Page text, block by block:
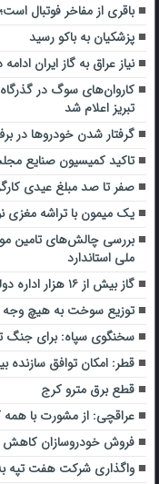
باقری از مفاخر فوتبال
پزشکیان به باکو رسید
نیاز عراق به گاز ایران ادامه
کاروان‌های سوگ در گذرگاه
تبریز اعلام شد
گرفتار شدن خودروها در
تاکید کمیسیون صنایع
صفر تا صد مبلغ عیدی
یک میمون با تراشه مغزی
بررسی چالش‌های تامین
ملی استاندارد
گاز بیش از ۱۶ هزار اداره دولتی قطع شد
توزیع سوخت به هیچ وجه
سخنگوی سپاه: برای جنگ تمام عیار ۶ ماهه
قطر: امکان توافق سازنده
قطع برق مترو کرج
عراقچی: از مشورت با همه
فروش خودروسازان کاهش
واگذاری شرکت هفت تپه